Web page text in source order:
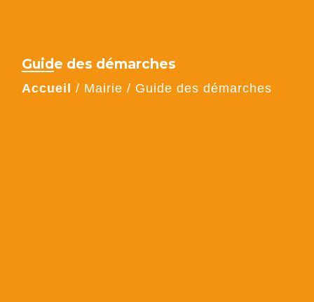
Guide des démarches
Accueil / Mairie / Guide des démarches